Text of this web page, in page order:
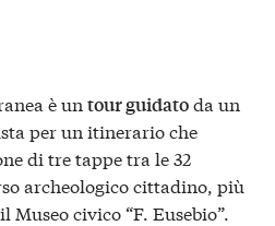
è un tour guidatoda un
per un itinerario che
di tre tappe tra le 32
archeologico cittadino, più
Museo civico “F. Eusebio”.